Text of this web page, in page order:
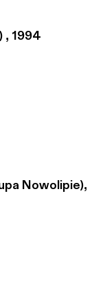
, 1994
Nowolipie),